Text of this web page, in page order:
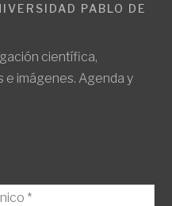
PABLO DE
científica,
imágenes. Agenda y